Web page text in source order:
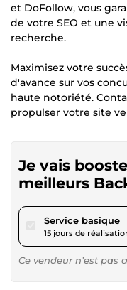
et DoFollow, vous
de votre SEO et une
recherche.
Maximisez votre
d'avance sur vos
haute notoriété.
propulser votre site
Je vais
meilleurs
Service basique
15 jours de
Ce vendeur n’est pas